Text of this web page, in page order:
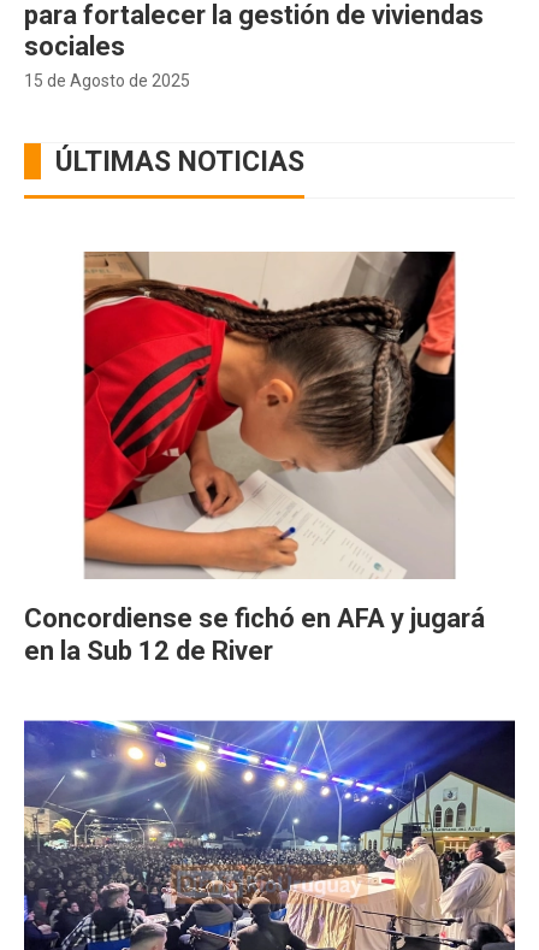
15 de Agosto de 2025
para fortalecer la gestión de viviendas
sociales
ÚLTIMAS NOTICIAS
Concordiense se fichó en AFA y jugará
en la Sub 12 de River